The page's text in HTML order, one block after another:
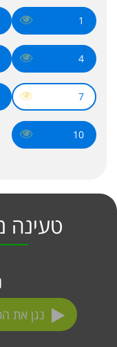
1
4
7
10
טעינה
נגן את